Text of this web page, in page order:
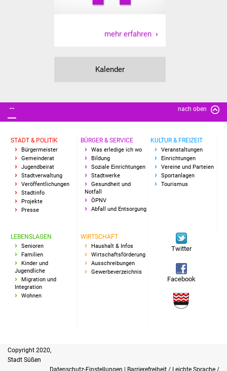
Gewerbeverzeichnis
mehr erfahren
Kalender
nach oben
STADT & POLITIK
Bürgermeister
Gemeinderat
Jugendbeirat
Stadtverwaltung
Veröffentlichungen
Stadtinfo
Projekte
Presse
BÜRGER & SERVICE
Was erledige ich wo
Bildung
Soziale Einrichtungen
Stadtwerke
Gesundheit und
Notfall
ÖPNV
Abfall und Entsorgung
KULTUR & FREIZEIT
Veranstaltungen
Einrichtungen
Vereine und Parteien
Sportanlagen
Tourismus
LEBENSLAGEN
Senioren
Familien
Kinder und
Jugendliche
Migration und
Integration
Wohnen
WIRTSCHAFT
Haushalt & Infos
Wirtschaftsförderung
Ausschreibungen
Gewerbeverzeichnis
Twitter
Facebook
Copyright 2020,
Stadt Süßen
Datenschutz-Einstellungen
Barrierefreiheit / Leichte Sprache /